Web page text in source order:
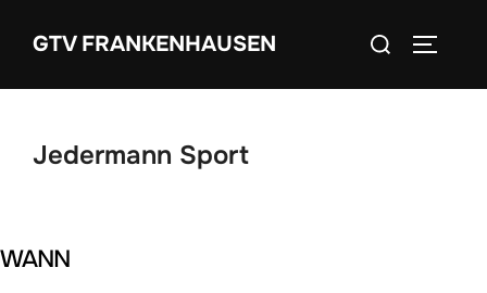
InhaltGTV FRANKENHAUSEN
Suchen
Jedermann Sport
WANN